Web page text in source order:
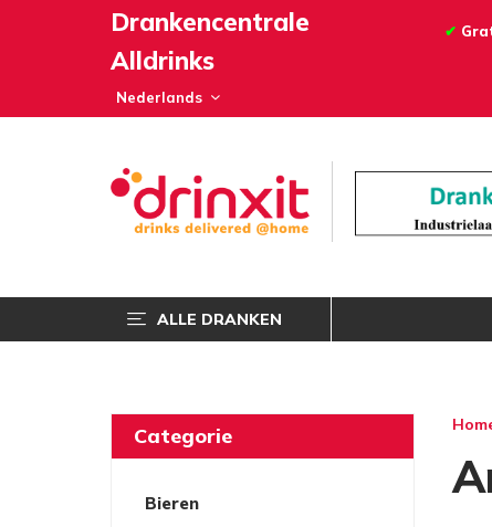
Drankencentrale
Alldrinks
✔
ALLE DRANKEN
Categorie
Bieren